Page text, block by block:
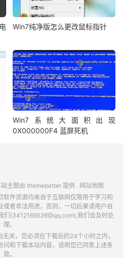
Win7纯净版怎么更改鼠标指针
Win7系统大面积出现
0X000000F4 蓝屏死机
主题由 themebetter提供
网站地图
件资源均来自于互联网仅限用于学习和
者非法用途，否则，一切后果请用户自
们(3412169526@qq.com),我们会及时处
理。
关，您必须在下载后的24个小时之内，
问和下载本站内容，说明您已同意上述条
款。